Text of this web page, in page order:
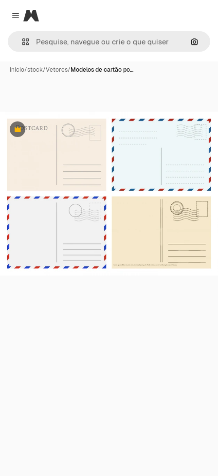
Close menu
Magnific
Início/stock/Vetores/Modelos de cartão po…
Premium